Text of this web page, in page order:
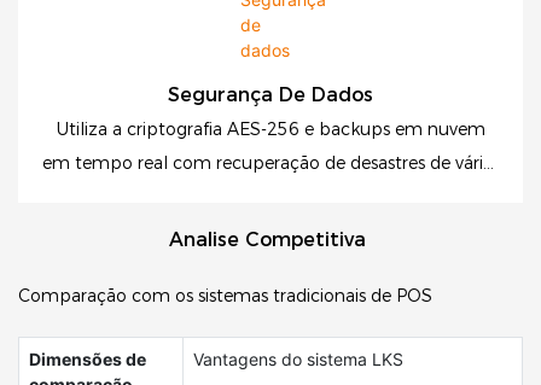
Segurança De Dados
Utiliza a criptografia AES-256 e backups em nuvem
em tempo real com recuperação de desastres de várias
Analise Competitiva
Comparação com os sistemas tradicionais de POS
Dimensões de
Vantagens do sistema LKS